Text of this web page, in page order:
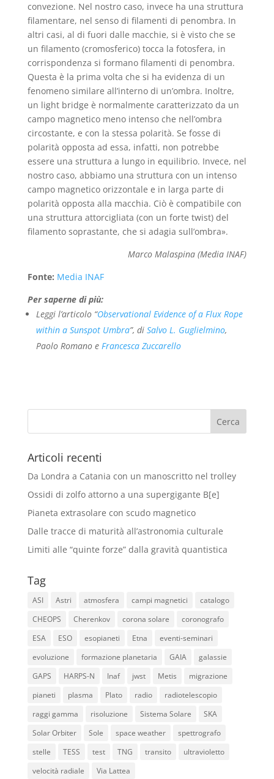
convezione. Nel nostro caso, invece ha una struttura
filamentare, nel senso di filamenti di penombra. In
altri casi, al di fuori dalle macchie, si è visto che se
un filamento (cromosferico) tocca la fotosfera, in
corrispondenza si formano filamenti di penombra.
Questa è la prima volta che si ha evidenza di un
fenomeno similare all’interno di un’ombra. Inoltre,
un light bridge è normalmente caratterizzato da un
campo magnetico meno intenso che nell’ombra
circostante, e con la stessa polarità. Se fosse di
polarità opposta ad essa, infatti, non potrebbe
essere una struttura a lungo in equilibrio. Invece, nel
nostro caso, abbiamo una struttura con un intenso
campo magnetico orizzontale e in larga parte di
polarità opposta alla macchia. Ciò è compatibile con
una struttura attorcigliata (con un forte twist) del
filamento soprastante, che si adagia sull’ombra».
Marco Malaspina (Media INAF)
Fonte: Media INAF
Per saperne di più:
Leggi l’articolo “Observational Evidence of a Flux Rope
within a Sunspot Umbra”, di Salvo L. Guglielmino,
Paolo Romano e Francesca Zuccarello
Articoli recenti
Da Londra a Catania con un manoscritto nel trolley
Ossidi di zolfo attorno a una supergigante B[e]
Pianeta extrasolare con scudo magnetico
Dalle tracce di maturità all’astronomia culturale
Limiti alle “quinte forze” dalla gravità quantistica
Tag
ASI Astri atmosfera campi magnetici
catalogo
CHEOPS
Cherenkov corona solare
coronografo
ESA
ESO esopianeti Etna
eventi-seminari
evoluzione
formazione planetaria GAIA
galassie
GAPS
HARPS-N Inaf jwst Metis
migrazione
pianeti
plasma Plato radio
radiotelescopio
raggi gamma
risoluzione Sistema Solare
SKA
Solar Orbiter
Sole space weather
spettrografo
stelle
TESS test TNG transito
ultravioletto
velocità radiale
Via Lattea